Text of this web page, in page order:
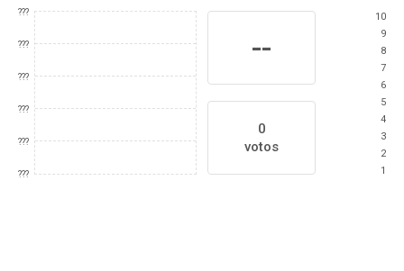
???
???
???
???
???
???
--
0
votos
10
9
8
7
6
5
4
3
2
1